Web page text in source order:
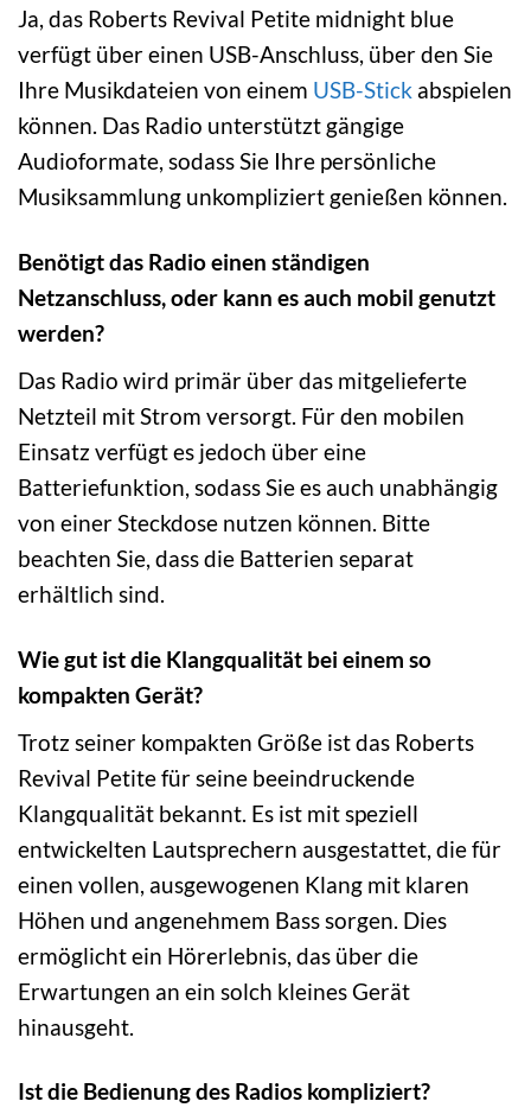
Ja, das Roberts Revival Petite midnight blue
verfügt über einen USB-Anschluss, über den Sie
Ihre Musikdateien von einem USB-Stick abspielen
können. Das Radio unterstützt gängige
Audioformate, sodass Sie Ihre persönliche
Musiksammlung unkompliziert genießen können.
Benötigt das Radio einen ständigen
Netzanschluss, oder kann es auch mobil genutzt
werden?
Das Radio wird primär über das mitgelieferte
Netzteil mit Strom versorgt. Für den mobilen
Einsatz verfügt es jedoch über eine
Batteriefunktion, sodass Sie es auch unabhängig
von einer Steckdose nutzen können. Bitte
beachten Sie, dass die Batterien separat
erhältlich sind.
Wie gut ist die Klangqualität bei einem so
kompakten Gerät?
Trotz seiner kompakten Größe ist das Roberts
Revival Petite für seine beeindruckende
Klangqualität bekannt. Es ist mit speziell
entwickelten Lautsprechern ausgestattet, die für
einen vollen, ausgewogenen Klang mit klaren
Höhen und angenehmem Bass sorgen. Dies
ermöglicht ein Hörerlebnis, das über die
Erwartungen an ein solch kleines Gerät
hinausgeht.
Ist die Bedienung des Radios kompliziert?